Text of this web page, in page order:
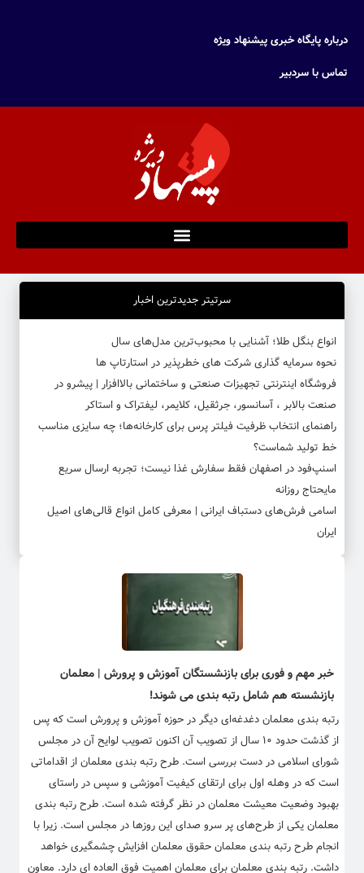
درباره پایگاه خبری پیشنهاد ویژه
تماس با سردبیر
سرتیتر جدیدترین اخبار
انواع بنگل طلا؛ آشنایی با محبوب‌ترین مدل‌های سال
نحوه سرمایه‌ گذاری شرکت‌ های خطرپذیر در استارتاپ ها
فروشگاه اینترنتی تجهیزات صنعتی و ساختمانی بالاافزار | پیشرو در
صنعت بالابر ، آسانسور، جرثقیل، کلایمر، لیفتراک و استاکر
راهنمای انتخاب ظرفیت فیلتر پرس برای کارخانه‌ها؛ چه سایزی مناسب
خط تولید شماست؟
اسنپ‌فود در اصفهان فقط سفارش غذا نیست؛ تجربه ارسال سریع
مایحتاج روزانه
اسامی فرش‌های دستباف ایرانی | معرفی کامل انواع قالی‌های اصیل
ایران
خبر مهم و فوری برای بازنشستگان آموزش و پرورش | معلمان
بازنشسته هم شامل رتبه بندی می شوند!
رتبه بندی معلمان دغدغه‌ای دیگر در حوزه آموزش و پرورش است که پس
از گذشت حدود ۱۰ سال از تصویب آن اکنون تصویب لوایح آن در مجلس
شورای اسلامی در دست بررسی است. طرح رتبه بندی معلمان از اقداماتی
است که در وهله اول برای ارتقای کیفیت آموزشی و سپس در راستای
بهبود وضعیت معیشت معلمان در نظر گرفته شده است. طرح رتبه بندی
معلمان یکی از طرح‌های پر سرو صدای این روز‌ها در مجلس است. زیرا با
انجام طرح رتبه بندی معلمان حقوق معلمان افزایش چشمگیری خواهد
داشت. رتبه بندی معلمان برای معلمان اهمیت فوق العاده ای دارد. معاون